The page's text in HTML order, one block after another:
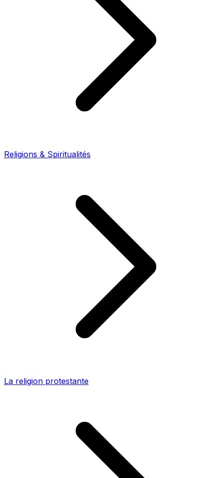
Religions & Spiritualités
La religion protestante